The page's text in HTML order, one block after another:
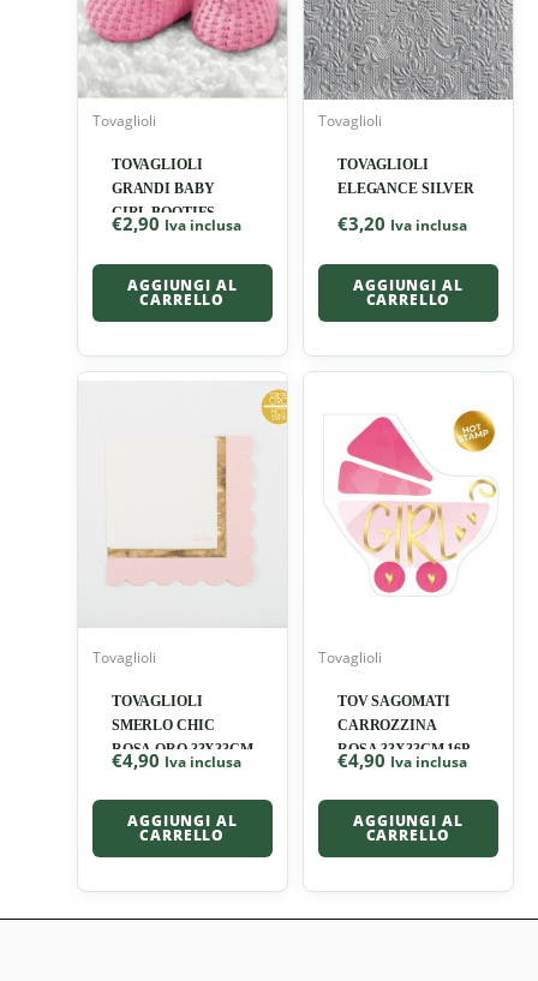
Tovaglioli
TOVAGLIOLI
GRANDI BABY
GIRL BOOTIES
€2,90 Iva inclusa
AGGIUNGI AL
CARRELLO
Tovaglioli
TOVAGLIOLI
ELEGANCE SILVER
€3,20 Iva inclusa
AGGIUNGI AL
CARRELLO
Tovaglioli
TOVAGLIOLI
SMERLO CHIC
ROSA ORO 33X33CM
€4,90 Iva inclusa
AGGIUNGI AL
CARRELLO
Tovaglioli
TOV SAGOMATI
CARROZZINA
ROSA 33X33CM 16P
€4,90 Iva inclusa
AGGIUNGI AL
CARRELLO